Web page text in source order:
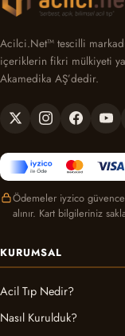
Acilci.Net™ tescilli
içeriklerin fikri mülkiyeti
Akamedika AŞ’dedir.
Ödemeler iyzico
alınır. Kart bilgileriniz
KURUMSAL
Acil Tıp Nedir?
Nasıl Kurulduk?